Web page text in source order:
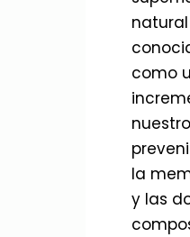
como
la
y las